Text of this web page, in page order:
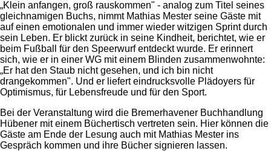
„Klein anfangen, groß rauskommen" - analog zum Titel seines
gleichnamigen Buchs, nimmt Mathias Mester seine Gäste mit
auf einen emotionalen und immer wieder witzigen Sprint durch
sein Leben. Er blickt zurück in seine Kindheit, berichtet, wie er
beim Fußball für den Speerwurf entdeckt wurde. Er erinnert
sich, wie er in einer WG mit einem Blinden zusammenwohnte:
„Er hat den Staub nicht gesehen, und ich bin nicht
drangekommen". Und er liefert eindrucksvolle Plädoyers für
Optimismus, für Lebensfreude und für den Sport.
Bei der Veranstaltung wird die Bremerhavener Buchhandlung
Hübener mit einem Büchertisch vertreten sein. Hier können die
Gäste am Ende der Lesung auch mit Mathias Mester ins
Gespräch kommen und ihre Bücher signieren lassen.